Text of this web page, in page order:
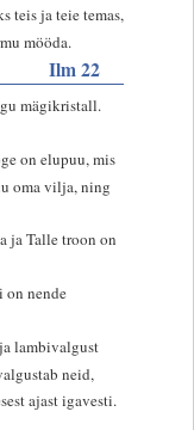
teis ja teie temas,
mööda.
Ilm 22
mägikristall.
on elupuu, mis
oma vilja, ning
ja Talle troon on
on nende
lambivalgust
neid,
ajast igavesti.